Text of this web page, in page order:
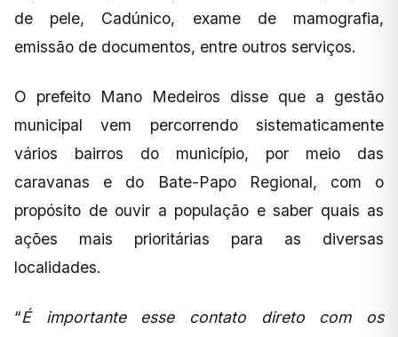
de pele, Cadúnico, exame de mamografia,
emissão de documentos, entre outros serviços.
O prefeito Mano Medeiros disse que a gestão
municipal vem percorrendo sistematicamente
vários bairros do município, por meio das
caravanas e do Bate-Papo Regional, com o
propósito de ouvir a população e saber quais as
ações mais prioritárias para as diversas
localidades.
“É importante esse contato direto com os